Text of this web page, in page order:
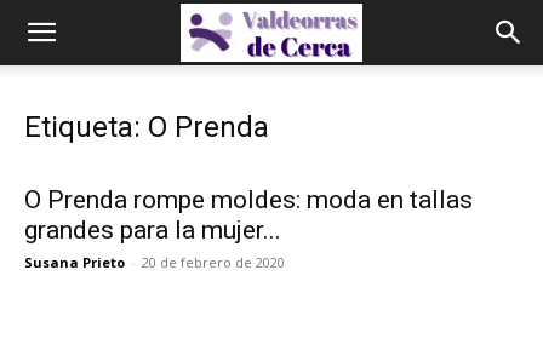
Etiqueta: O Prenda
O Prenda rompe moldes: moda en tallas
grandes para la mujer...
Susana Prieto - 20 de febrero de 2020